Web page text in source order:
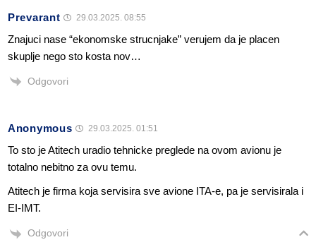
Prevarant 29.03.2025. 08:55
Znajuci nase “ekonomske strucnjake” verujem da je placen
skuplje nego sto kosta nov…
Odgovori
Anonymous 29.03.2025. 01:51
To sto je Atitech uradio tehnicke preglede na ovom avionu je
totalno nebitno za ovu temu.
Atitech je firma koja servisira sve avione ITA-e, pa je servisirala i
EI-IMT.
Odgovori